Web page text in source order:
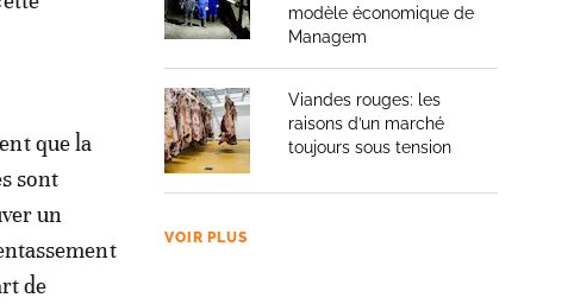
que la
sont
un
de
modèle économique de
Managem
Viandes rouges: les
raisons d’un marché
toujours sous tension
VOIR PLUS